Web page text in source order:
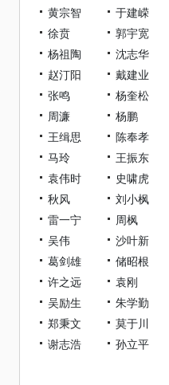
黄宗智
于建嵘
徐贲
郭宇宽
杨祖陶
沈志华
赵汀阳
戴建业
张鸣
杨奎松
周濂
杨鹏
王缉思
陈奉孝
马玲
王振东
袁伟时
史啸虎
秋风
刘小枫
雷一宁
周枫
吴伟
沙叶新
葛剑雄
储昭根
许之远
袁刚
吴励生
朱学勤
郑秉文
莫于川
谢志浩
孙立平